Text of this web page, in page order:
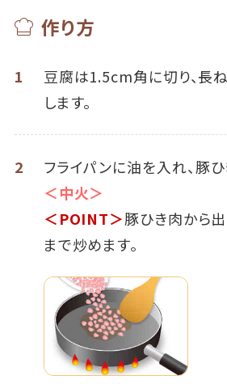
作り方
1
豆腐は1.5cm角に切り、長
します。
2
フライパンに油を入れ、豚
＜中火＞
＜POINT＞豚ひき肉から
まで炒めます。